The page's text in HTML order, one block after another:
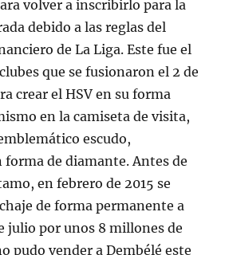
volver a inscribirlo para la
debido a las reglas del
de La Liga. Este fue el
que se fusionaron el 2 de
crear el HSV en su forma
en la camiseta de visita,
escudo,
forma de diamante. Antes de
en febrero de 2015 se
de forma permanente a
julio por unos 8 millones de
pudo vender a Dembélé este